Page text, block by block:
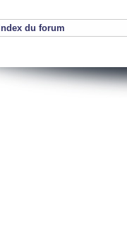
Index du forum